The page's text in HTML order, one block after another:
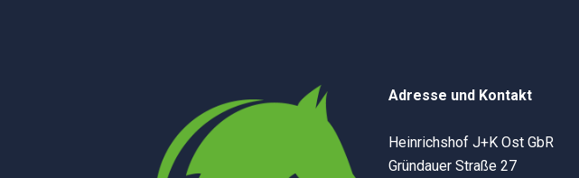
Adresse und Kontakt
Heinrichshof J+K Ost GbR
Gründauer Straße 27